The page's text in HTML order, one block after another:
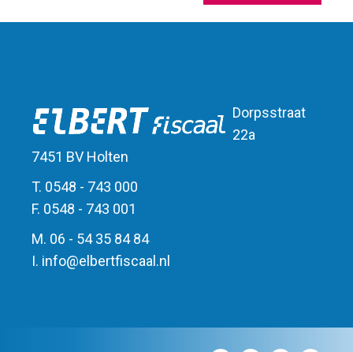
Dorpsstraat
22a
7451 BV Holten
T. 0548 - 743 000
F. 0548 - 743 001
M. 06 - 54 35 84 84
I. info@elbertfiscaal.nl